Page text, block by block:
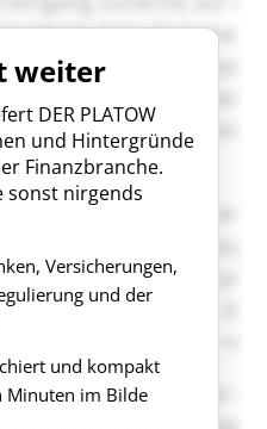
weiter
DER PLATOW
und Hintergründe
Finanzbranche.
sonst nirgends
Versicherungen,
und der
und kompakt
Minuten im Bilde